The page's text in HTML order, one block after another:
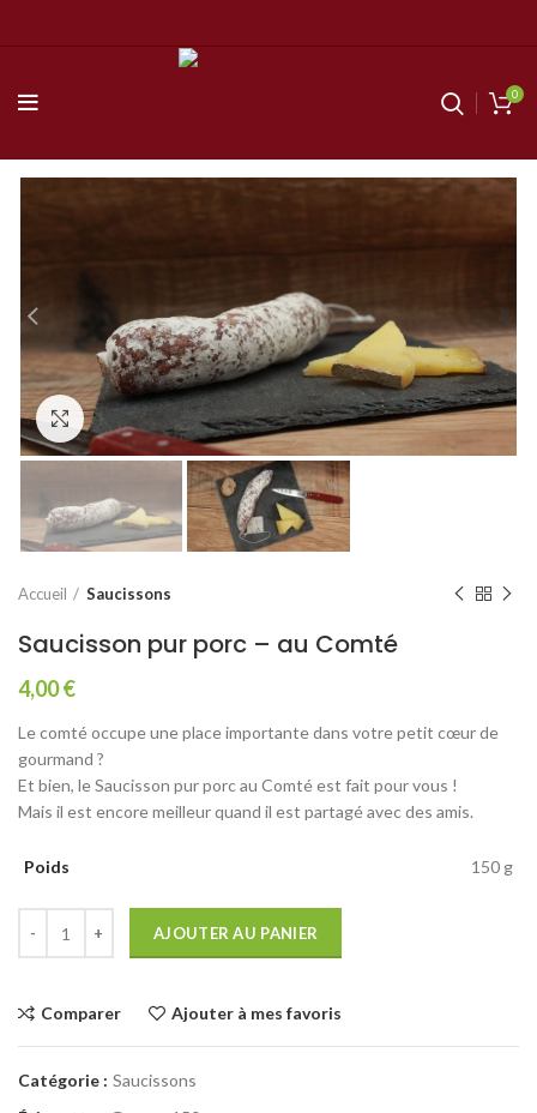
0
Agrandir
Accueil Saucissons
Saucisson pur porc – au Comté
4,00€
Le comté occupe une place importante dans votre petit cœur de
gourmand ?
Et bien, le Saucisson pur porc au Comté est fait pour vous !
Mais il est encore meilleur quand il est partagé avec des amis.
Poids 150 g
AJOUTER AU PANIER
Comparer Ajouter à mes favoris
Catégorie : Saucissons